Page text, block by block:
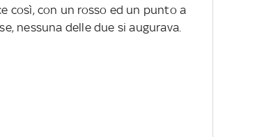
così, con un rosso ed un punto a
nessuna delle due si augurava.